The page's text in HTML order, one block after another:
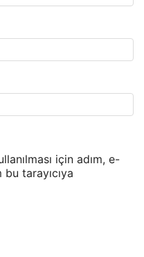
için adım, e-
tarayıcıya